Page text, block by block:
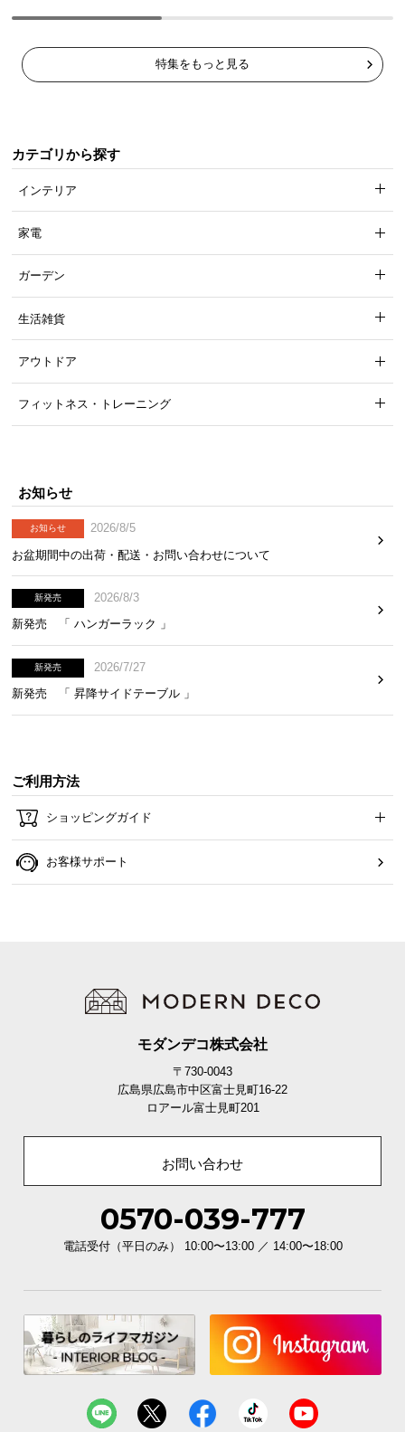
特集をもっと見る
カテゴリから探す
インテリア
家電
ガーデン
生活雑貨
アウトドア
フィットネス・トレーニング
お知らせ
お知らせ
2026/8/5
お盆期間中の出荷・配送・お問い合わせについて
新発売
2026/8/3
新発売 「 ハンガーラック 」
新発売
2026/7/27
新発売 「 昇降サイドテーブル 」
ご利用方法
ショッピングガイド
お客様サポート
モダンデコ株式会社
〒730-0043
広島県広島市中区富士見町16-22
ロアール富士見町201
お問い合わせ
0570-039-777
電話受付（平日のみ） 10:00〜13:00 ／ 14:00〜18:00